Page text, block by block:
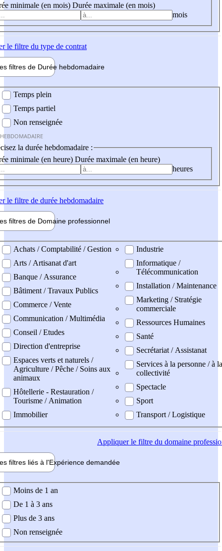
minimale (en mois) Durée maximale (en mois)
mois
le filtre du type de contrat
filtres de Durée hebdomadaire
Temps plein
Temps partiel
Non renseignée
la durée hebdomadaire :
minimale (en heure) Durée maximale (en heure)
heures
le filtre de durée hebdomadaire
filtres de Domaine professionnel
professionel
Achats / Comptabilité / Gestion
Arts / Artisanat d'art
Banque / Assurance
Bâtiment / Travaux Publics
Commerce / Vente
Communication / Multimédia
Conseil / Etudes
Direction d'entreprise
Espaces verts et naturels /
Agriculture / Pêche / Soins aux
animaux
Hôtellerie - Restauration /
Tourisme / Animation
Immobilier
Industrie
Informatique /
Télécommunication
Installation / Maintenance
Marketing / Stratégie
commerciale
Ressources Humaines
Santé
Secrétariat / Assistanat
Services à la personne / à la
collectivité
Spectacle
Sport
Transport / Logistique
Appliquerle filtre du domaine
filtres liés à l'Expérience demandée
demandée
Moins de 1 an
De 1 à 3 ans
Plus de 3 ans
Non renseignée